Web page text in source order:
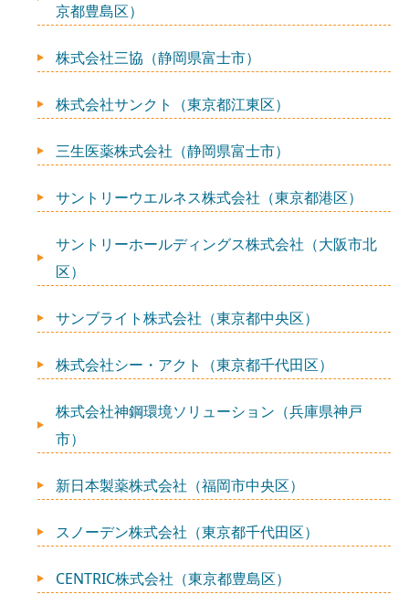
京都豊島区）
株式会社三協（静岡県富士市）
株式会社サンクト（東京都江東区）
三生医薬株式会社（静岡県富士市）
サントリーウエルネス株式会社（東京都港区）
サントリーホールディングス株式会社（大阪市北
区）
サンブライト株式会社（東京都中央区）
株式会社シー・アクト（東京都千代田区）
株式会社神鋼環境ソリューション（兵庫県神戸
市）
新日本製薬株式会社（福岡市中央区）
スノーデン株式会社（東京都千代田区）
CENTRIC株式会社（東京都豊島区）